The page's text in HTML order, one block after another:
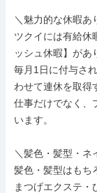
＼魅力的な休暇あ
ツクイには有給休
ッシュ休暇】があ
毎月1日に付与さ
わせて連休を取得
仕事だけでなく、
います。
＼髪色・髪型・ネ
髪色・髪型はもち
まつげエクステ・